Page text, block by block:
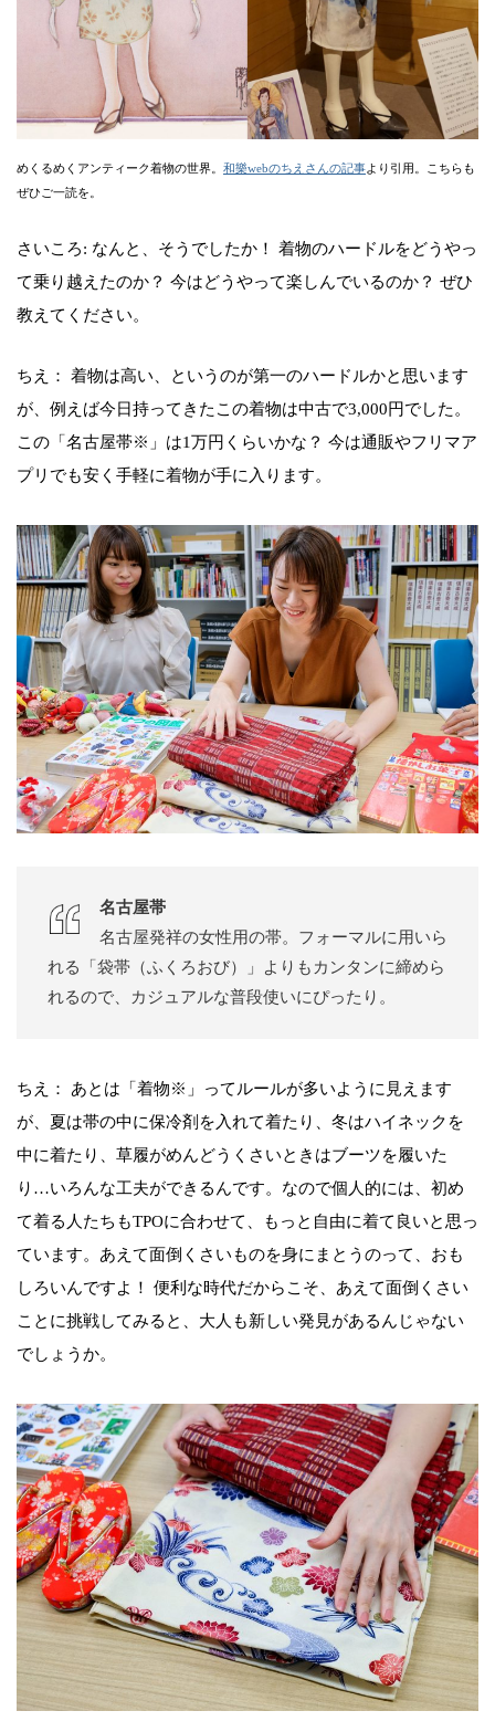
めくるめくアンティーク着物の世界。 和樂webのちえさんの記事より引用。こちらも
ぜひご一読を。
さいころ: なんと、そうでしたか！ 着物のハードルをどうやっ
て乗り越えたのか？ 今はどうやって楽しんでいるのか？ ぜひ
教えてください。
ちえ： 着物は高い、というのが第一のハードルかと思います
が、例えば今日持ってきたこの着物は中古で3,000円でした。
この「名古屋帯※」は1万円くらいかな？ 今は通販やフリマア
プリでも安く手軽に着物が手に入ります。
名古屋帯
名古屋発祥の女性用の帯。フォーマルに用いら
れる「袋帯（ふくろおび）」よりもカンタンに締めら
れるので、カジュアルな普段使いにぴったり。
ちえ： あとは「着物※」ってルールが多いように見えます
が、夏は帯の中に保冷剤を入れて着たり、冬はハイネックを
中に着たり、草履がめんどうくさいときはブーツを履いた
り…いろんな工夫ができるんです。なので個人的には、初め
て着る人たちもTPOに合わせて、もっと自由に着て良いと思っ
ています。あえて面倒くさいものを身にまとうのって、おも
しろいんですよ！ 便利な時代だからこそ、あえて面倒くさい
ことに挑戦してみると、大人も新しい発見があるんじゃない
でしょうか。